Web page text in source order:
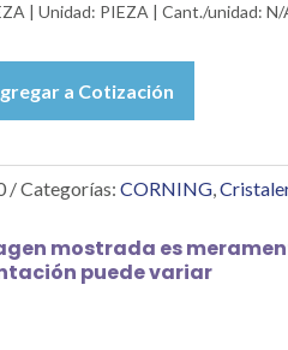
| Unidad: PIEZA | Cant./unidad: N/
a Cotización
Categorías:CORNING,
mostrada es
puede variar